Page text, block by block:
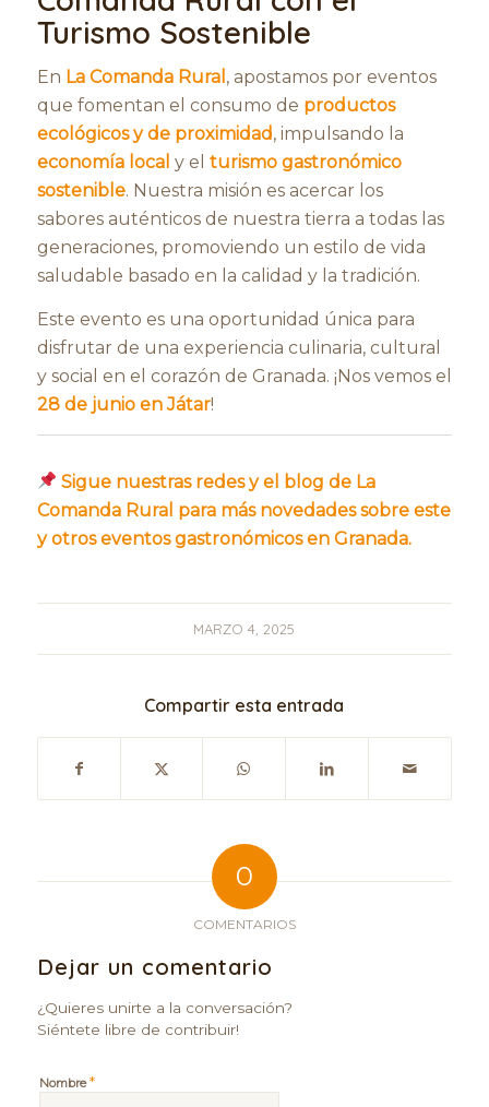
Turismo Sostenible
En La Comanda Rural , apostamos por eventos
que fomentan el consumo de productos
ecológicos y de proximidad, impulsando la
economía local y el turismo gastronómico
sostenible. Nuestra misión es acercar los
sabores auténticos de nuestra tierra a todas las
generaciones, promoviendo un estilo de vida
saludable basado en la calidad y la tradición.
Este evento es una oportunidad única para
disfrutar de una experiencia culinaria, cultural
y social en el corazón de Granada. ¡Nos vemos el
28 de junio en Játar!
Sigue nuestras redes y el blog de La
Comanda Rural para más novedades sobre este
y otros eventos gastronómicos en Granada.
MARZO 4, 2025
Compartir esta entrada
0
COMENTARIOS
Dejar un comentario
¿Quieres unirte a la conversación?
Siéntete libre de contribuir!
Nombre*